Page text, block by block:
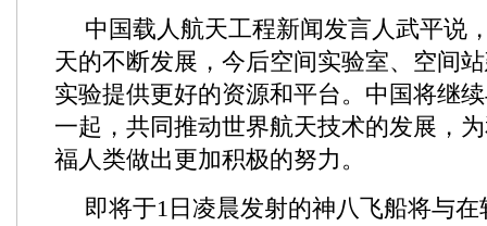
中国载人航天工程新闻发言人武平说
天的不断发展，今后空间实验室、空间
实验提供更好的资源和平台。中国将继
一起，共同推动世界航天技术的发展，
福人类做出更加积极的努力。
即将于1日凌晨发射的神八飞船将与